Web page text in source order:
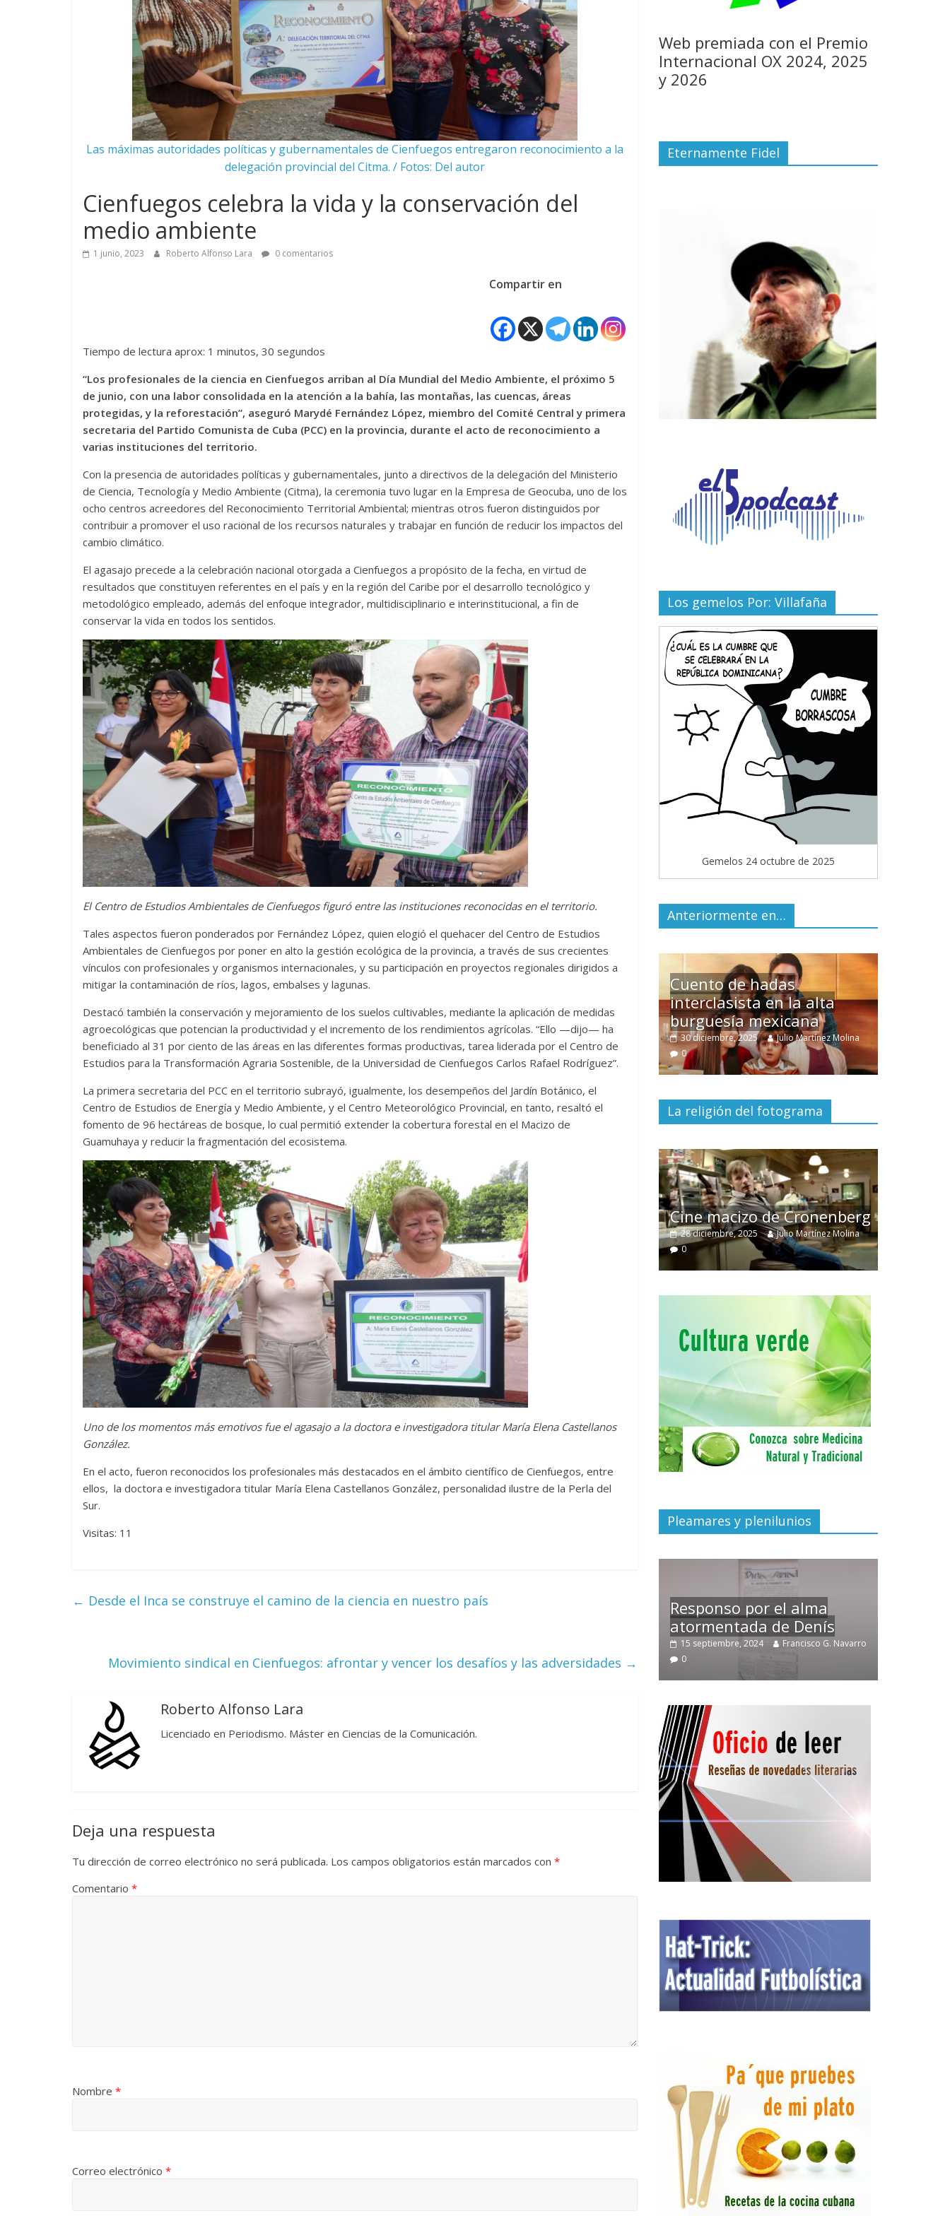
Las máximas autoridades políticas y gubernamentales de Cienfuegos entregaron reconocimiento a la
delegación provincial del Citma. / Fotos: Del autor
Cienfuegos celebra la vida y la conservación del
medio ambiente
1 junio, 2023 Roberto Alfonso Lara 0 comentarios
Compartir en
Tiempo de lectura aprox: 1 minutos, 30 segundos
“Los profesionales de la ciencia en Cienfuegos arriban al Día Mundial del Medio Ambiente, el próximo 5
de junio, con una labor consolidada en la atención a la bahía, las montañas, las cuencas, áreas
protegidas, y la reforestación”, aseguró Marydé Fernández López, miembro del Comité Central y primera
secretaria del Partido Comunista de Cuba (PCC) en la provincia, durante el acto de reconocimiento a
varias instituciones del territorio.
Con la presencia de autoridades políticas y gubernamentales, junto a directivos de la delegación del Ministerio
de Ciencia, Tecnología y Medio Ambiente (Citma), la ceremonia tuvo lugar en la Empresa de Geocuba, uno de los
ocho centros acreedores del Reconocimiento Territorial Ambiental; mientras otros fueron distinguidos por
contribuir a promover el uso racional de los recursos naturales y trabajar en función de reducir los impactos del
cambio climático.
El agasajo precede a la celebración nacional otorgada a Cienfuegos a propósito de la fecha, en virtud de
resultados que constituyen referentes en el país y en la región del Caribe por el desarrollo tecnológico y
metodológico empleado, además del enfoque integrador, multidisciplinario e interinstitucional, a fin de
conservar la vida en todos los sentidos.
El Centro de Estudios Ambientales de Cienfuegos figuró entre las instituciones reconocidas en el territorio.
Tales aspectos fueron ponderados por Fernández López, quien elogió el quehacer del Centro de Estudios
Ambientales de Cienfuegos por poner en alto la gestión ecológica de la provincia, a través de sus crecientes
vínculos con profesionales y organismos internacionales, y su participación en proyectos regionales dirigidos a
mitigar la contaminación de ríos, lagos, embalses y lagunas.
Destacó también la conservación y mejoramiento de los suelos cultivables, mediante la aplicación de medidas
agroecológicas que potencian la productividad y el incremento de los rendimientos agrícolas. “Ello —dijo— ha
beneficiado al 31 por ciento de las áreas en las diferentes formas productivas, tarea liderada por el Centro de
Estudios para la Transformación Agraria Sostenible, de la Universidad de Cienfuegos Carlos Rafael Rodríguez”.
La primera secretaria del PCC en el territorio subrayó, igualmente, los desempeños del Jardín Botánico, el
Centro de Estudios de Energía y Medio Ambiente, y el Centro Meteorológico Provincial, en tanto, resaltó el
fomento de 96 hectáreas de bosque, lo cual permitió extender la cobertura forestal en el Macizo de
Guamuhaya y reducir la fragmentación del ecosistema.
Uno de los momentos más emotivos fue el agasajo a la doctora e investigadora titular María Elena Castellanos
González.
En el acto, fueron reconocidos los profesionales más destacados en el ámbito científico de Cienfuegos, entre
ellos, la doctora e investigadora titular María Elena Castellanos González, personalidad ilustre de la Perla del
Sur.
Visitas: 11
← Desde el Inca se construye el camino de la ciencia en nuestro país
Movimiento sindical en Cienfuegos: afrontar y vencer los desafíos y las adversidades →
Roberto Alfonso Lara
Licenciado en Periodismo. Máster en Ciencias de la Comunicación.
Deja una respuesta
Tu dirección de correo electrónico no será publicada. Los campos obligatorios están marcados con *
Comentario *
Nombre *
Correo electrónico *
Web premiada con el Premio
Internacional OX 2024, 2025
y 2026
Eternamente Fidel
Los gemelos Por: Villafaña
Gemelos 24 octubre de 2025
Anteriormente en…
Las series-caramelos de
Shondaland
13 marzo, 2026 Julio Martínez Molina 0
Una serie con los defectos
de muchas telenovelas
28 febrero, 2026 Julio Martínez Molina 0
burguesía mexicana
30 diciembre, 2025
Julio Martínez Molina
0
Un hombre entre dos
mundos
15 mayo, 2026 Julio Martínez Molina 0
La religión del fotograma
Terror chamánico coreano
14 marzo, 2026 Julio Martínez Molina
Divertida comedia
dramática argentina
29 diciembre, 2025
Julio Martínez Molina
Cine macizo de Cronenberg
28 diciembre, 2025
El documentalNuestra
tierray el despojo de los
pueblos originarios
30 junio, 2026 Julio Martínez Molina 0
Pleamares y plenilunios
Francisco G. Navarro 0
La efímera Torre del
3
Responso por el alma
0
Temprano oficio de lector
2 noviembre, 2024
Francisco G. Navarro
0